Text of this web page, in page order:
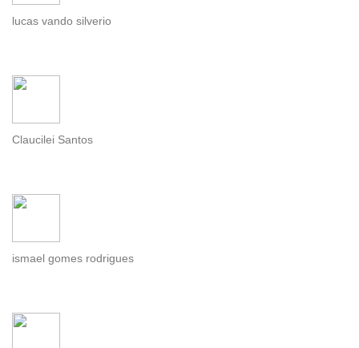
lucas vando silverio
Claucilei Santos
ismael gomes rodrigues